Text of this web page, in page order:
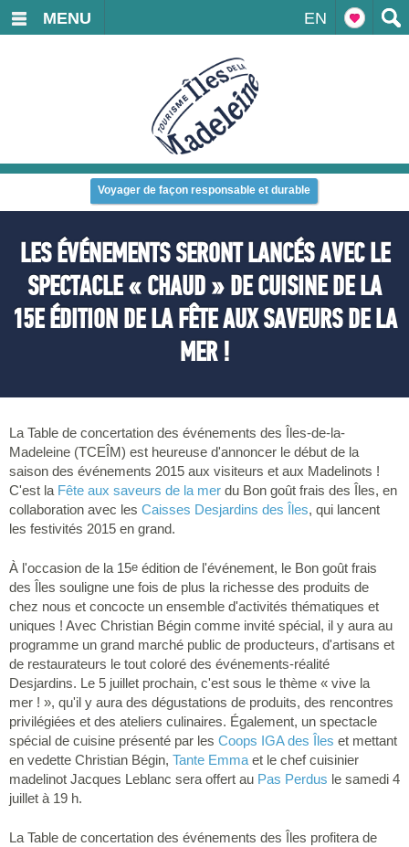
EN
MENU
Voyager de façon responsable et durable
LES ÉVÉNEMENTS SERONT LANCÉS AVEC LE
SPECTACLE « CHAUD » DE CUISINE DE LA
15E ÉDITION DE LA FÊTE AUX SAVEURS DE LA
MER !
La Table de concertation des événements des Îles-de-la-
Madeleine (TCEÎM) est heureuse d'annoncer le début de la
saison des événements 2015 aux visiteurs et aux Madelinots !
C'est la Fête aux saveurs de la mer du Bon goût frais des Îles, en
collaboration avec les Caisses Desjardins des Îles, qui lancent
les festivités 2015 en grand.
À l'occasion de la 15e édition de l'événement, le Bon goût frais
des Îles souligne une fois de plus la richesse des produits de
chez nous et concocte un ensemble d'activités thématiques et
uniques ! Avec Christian Bégin comme invité spécial, il y aura au
programme un grand marché public de producteurs, d'artisans et
de restaurateurs le tout coloré des événements-réalité
Desjardins. Le 5 juillet prochain, c'est sous le thème « vive la
mer ! », qu'il y aura des dégustations de produits, des rencontres
privilégiées et des ateliers culinaires. Également, un spectacle
spécial de cuisine présenté par les Coops IGA des Îles et mettant
en vedette Christian Bégin, Tante Emma et le chef cuisinier
madelinot Jacques Leblanc sera offert au Pas Perdus le samedi 4
juillet à 19 h.
La Table de concertation des événements des Îles profitera de